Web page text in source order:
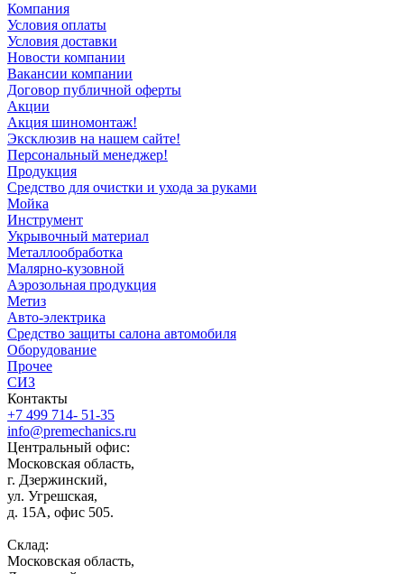
Компания
Условия оплаты
Условия доставки
Новости компании
Вакансии компании
Договор публичной оферты
Акции
Акция шиномонтаж!
Эксклюзив на нашем сайте!
Персональный менеджер!
Продукция
Средство для очистки и ухода за руками
Мойка
Инструмент
Укрывочный материал
Металлообработка
Малярно-кузовной
Аэрозольная продукция
Метиз
Авто-электрика
Средство защиты салона автомобиля
Оборудование
Прочее
СИЗ
Контакты
+7 499 714- 51-35
info@premechanics.ru
Центральный офис:
Московская область,
г. Дзержинский,
ул. Угрешская,
д. 15А, офис 505.
Склад:
Московская область,